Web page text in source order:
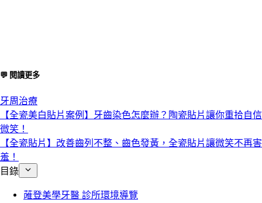
💬 閱讀更多
牙周治療
【全瓷美白貼片案例】牙齒染色怎麼辦？陶瓷貼片讓你重拾自信
微笑！
【全瓷貼片】改善齒列不整、齒色發黃，全瓷貼片讓微笑不再害
羞！
目錄
蓶登美學牙醫 診所環境導覽